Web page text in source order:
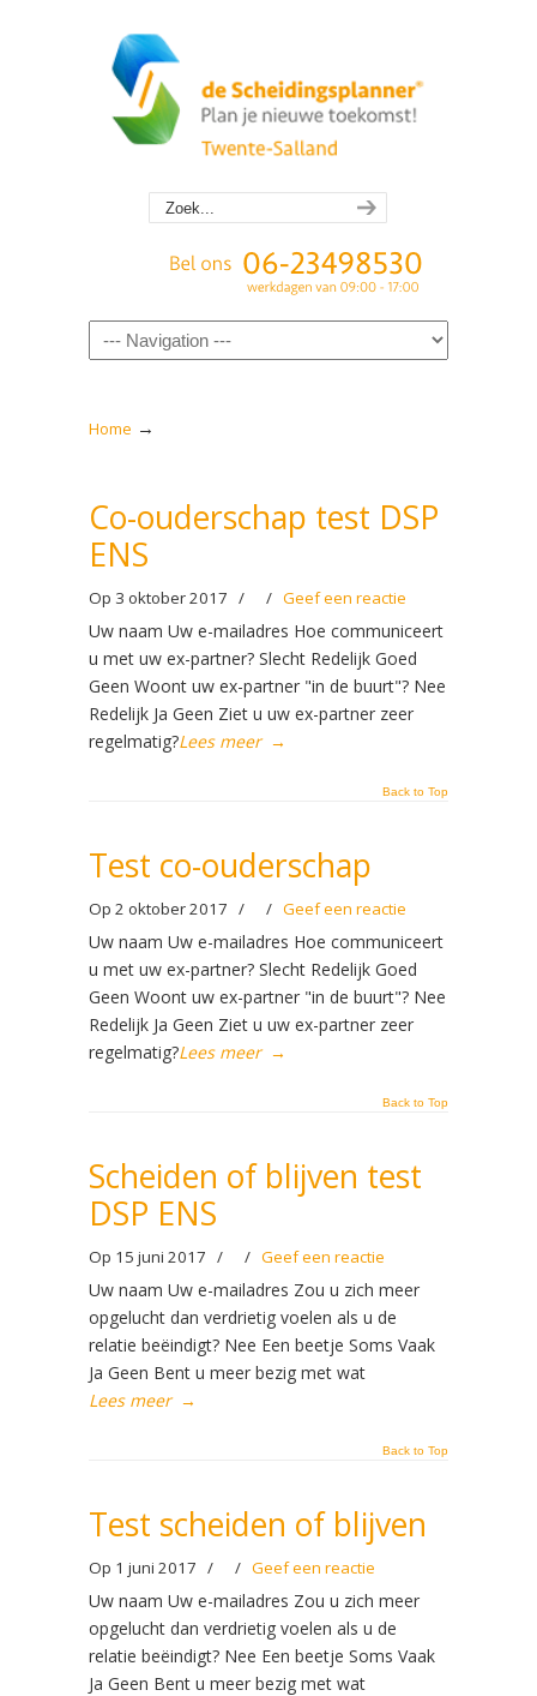
Navigation
Home →
Co-ouderschap test DSP
ENS
Op 3 oktober 2017 / / Geef een reactie
Uw naam Uw e-mailadres Hoe communiceert
u met uw ex-partner? Slecht Redelijk Goed
Geen Woont uw ex-partner "in de buurt"? Nee
Redelijk Ja Geen Ziet u uw ex-partner zeer
regelmatig?Lees meer →
Back to Top
Test co-ouderschap
Op 2 oktober 2017 / / Geef een reactie
Uw naam Uw e-mailadres Hoe communiceert
u met uw ex-partner? Slecht Redelijk Goed
Geen Woont uw ex-partner "in de buurt"? Nee
Redelijk Ja Geen Ziet u uw ex-partner zeer
regelmatig?Lees meer →
Back to Top
Scheiden of blijven test
DSP ENS
Op 15 juni 2017 / / Geef een reactie
Uw naam Uw e-mailadres Zou u zich meer
opgelucht dan verdrietig voelen als u de
relatie beëindigt? Nee Een beetje Soms Vaak
Ja Geen Bent u meer bezig met wat
Lees meer →
Back to Top
Test scheiden of blijven
Op 1 juni 2017 / / Geef een reactie
Uw naam Uw e-mailadres Zou u zich meer
opgelucht dan verdrietig voelen als u de
relatie beëindigt? Nee Een beetje Soms Vaak
Ja Geen Bent u meer bezig met wat